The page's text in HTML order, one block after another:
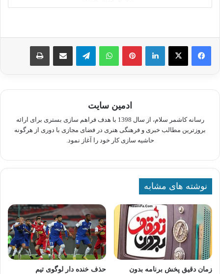
لینکدین پینترستواتس آپ تلگرام اشتراک گذاری از طریق ایمیل چاپ
ادمین سایت
رسانه کاشمر سلام، از سال 1398 با هدف فراهم سازی بستری برای ارائه
بروزترین مطالب خبری و فرهنگی هنری در فضای مجازی با دوری از هرگونه
حاشیه سازی کار خود را آغاز نمود.
نوشته های مشابه
زمان دقیق پخش برنامه بدون
حذف خنده دار لوگوی تیم